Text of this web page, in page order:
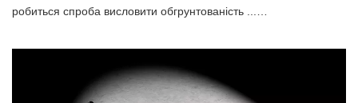
робиться спроба висловити обгрунтованість ...…